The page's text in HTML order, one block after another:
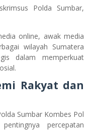
Polda Sumbar,
online, awak media
wilayah Sumatera
dalam memperkuat
Rakyat dan
Sumbar Kombes Pol
percepatan